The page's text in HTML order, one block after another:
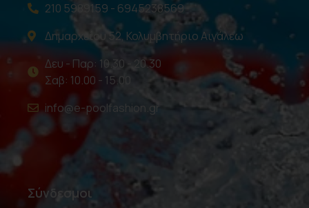
210 5989159 - 6945238569
Δημαρχείου 52, Κολυμβητήριο Αιγάλεω
Δευ - Παρ: 10.30 - 20.30
Σαβ: 10.00 - 15.00
info@e-poolfashion.gr
Σύνδεσμοι